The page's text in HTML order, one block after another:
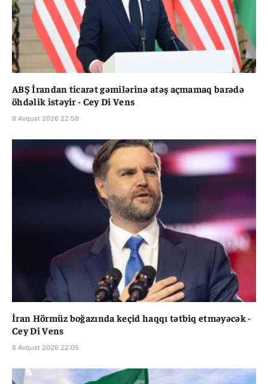
ABŞ İrandan ticarət gəmilərinə atəş açmamaq barədə
öhdəlik istəyir - Cey Di Vens
8 Avqust 2026 22:59
İran Hörmüz boğazında keçid haqqı tətbiq etməyəcək -
Cey Di Vens
8 Avqust 2026 22:05